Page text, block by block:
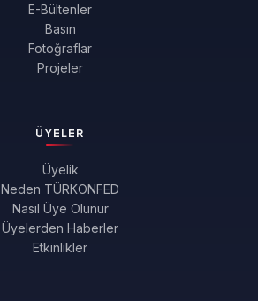
E-Bültenler
Basın
Fotoğraflar
Projeler
ÜYELER
Üyelik
Neden TÜRKONFED
Nasıl Üye Olunur
Üyelerden Haberler
Etkinlikler